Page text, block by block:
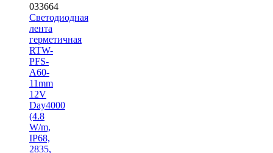
033664
Светодиодная
лента
герметичная
RTW-
PFS-
A60-
11mm
12V
Day4000
(4.8
W/m,
IP68,
2835,